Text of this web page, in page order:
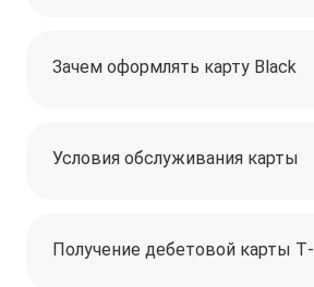
Зачем оформлять карту Black
Условия обслуживания карты
Получение дебетовой карты